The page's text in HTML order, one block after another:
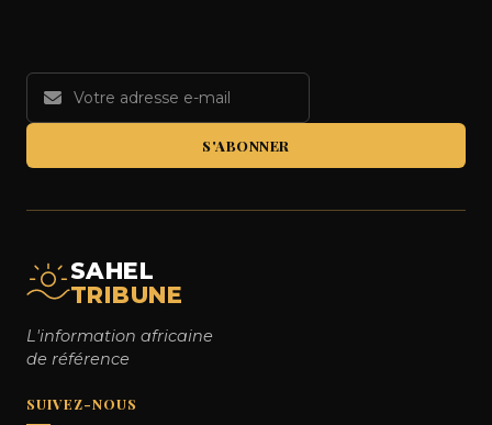
S'ABONNER
SAHEL
TRIBUNE
L'information africaine
de référence
SUIVEZ-NOUS